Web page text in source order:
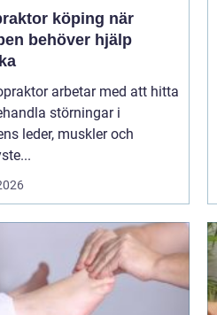
köping när
behöver hjälp
arbetar med att hitta
störningar i
leder, muskler och